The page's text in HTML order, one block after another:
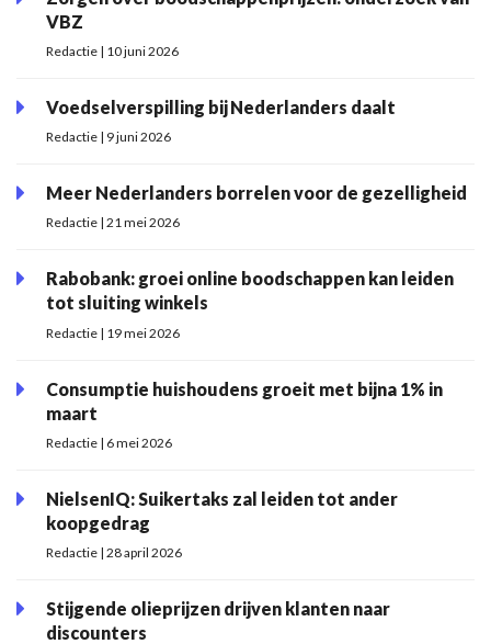
VBZ
Redactie | 10 juni 2026
Voedselverspilling bij Nederlanders daalt
Redactie | 9 juni 2026
Meer Nederlanders borrelen voor de gezelligheid
Redactie | 21 mei 2026
Rabobank: groei online boodschappen kan leiden
tot sluiting winkels
Redactie | 19 mei 2026
Consumptie huishoudens groeit met bijna 1% in
maart
Redactie | 6 mei 2026
NielsenIQ: Suikertaks zal leiden tot ander
koopgedrag
Redactie | 28 april 2026
Stijgende olieprijzen drijven klanten naar
discounters